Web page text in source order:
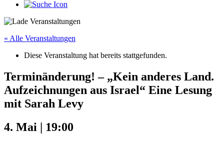
« Alle Veranstaltungen
Diese Veranstaltung hat bereits stattgefunden.
Terminänderung! – „Kein anderes Land.
Aufzeichnungen aus Israel“ Eine Lesung
mit Sarah Levy
4. Mai | 19:00